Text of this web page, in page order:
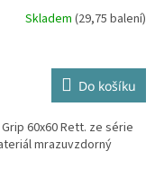
Skladem (29,75 balení)
Do košíku
60x60 Rett. ze série
mrazuvzdorný